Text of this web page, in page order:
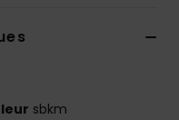
sbkm